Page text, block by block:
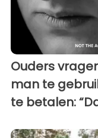
Ouders
man te
te betalen: